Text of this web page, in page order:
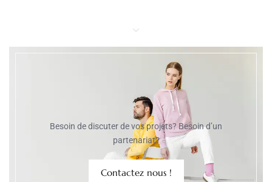
Besoin de discuter de vos projets? Besoin d’un
partenariat?
Contactez nous !